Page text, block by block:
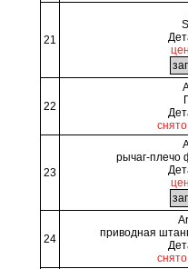
21
22
23
рычаг-плечо
24
приводная